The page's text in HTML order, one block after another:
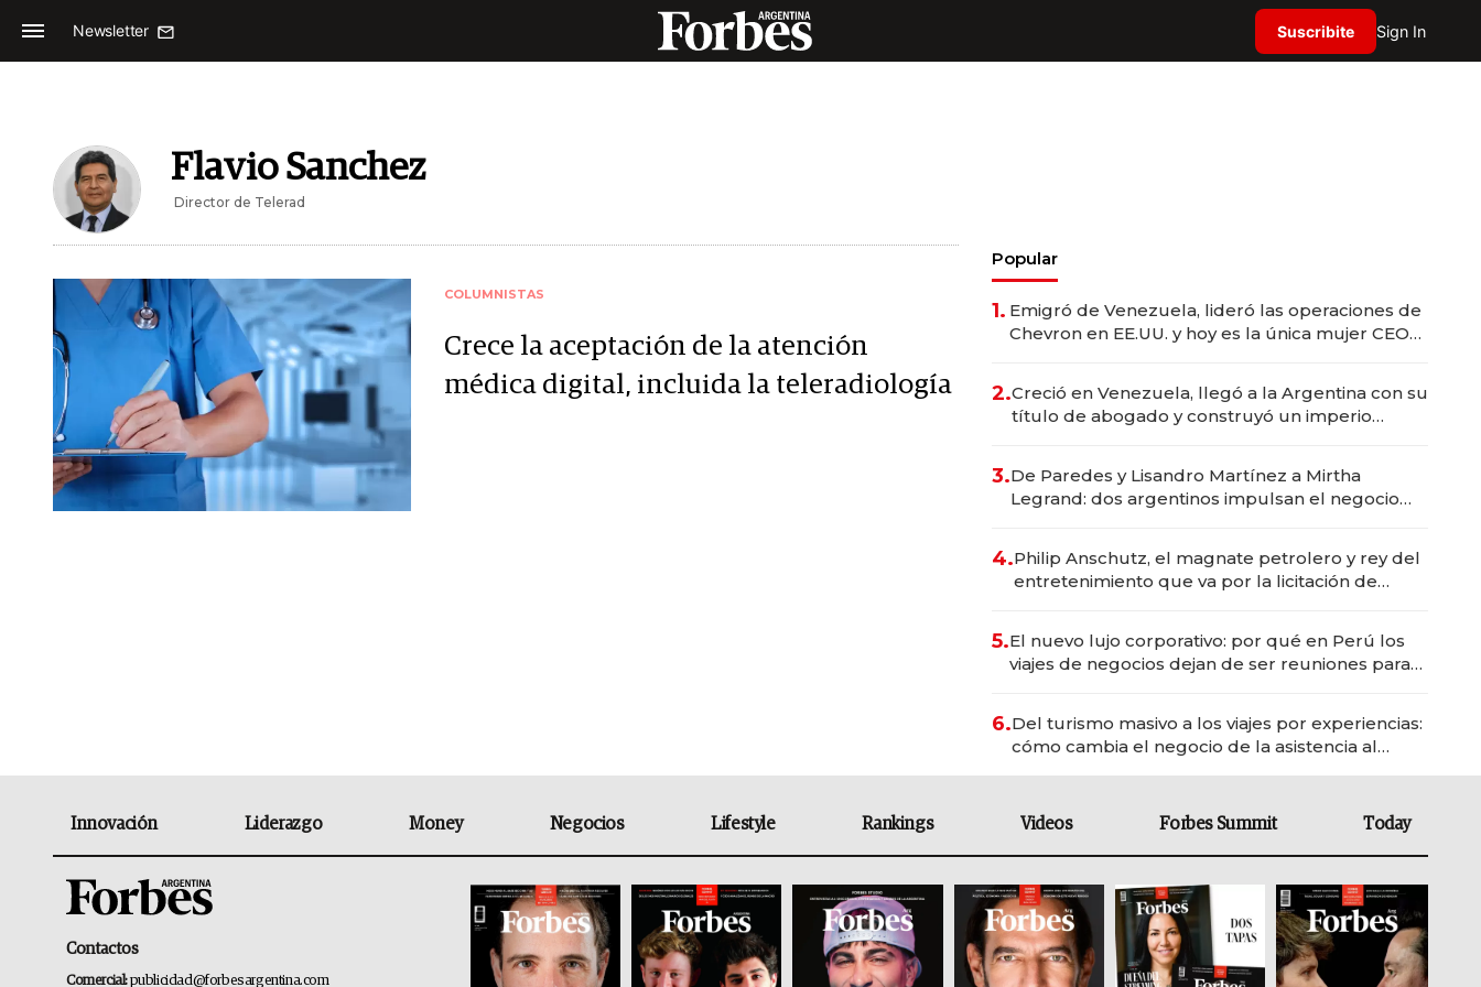
Newsletter Suscribite Sign In
Flavio Sanchez
Director de Telerad
COLUMNISTAS
Crece la aceptación de la atención
médica digital, incluida la teleradiología
Popular
1. Emigró de Venezuela, lideró las operaciones de
Chevron en EE.UU. y hoy es la única mujer CEO
2.Creció en Venezuela, llegó a la Argentina con su
título de abogado y construyó un imperio
3.De Paredes y Lisandro Martínez a Mirtha
Legrand: dos argentinos impulsan el negocio
4.Philip Anschutz, el magnate petrolero y rey del
entretenimiento que va por la licitación de
5.El nuevo lujo corporativo: por qué en Perú los
viajes de negocios dejan de ser reuniones para
6.Del turismo masivo a los viajes por experiencias:
cómo cambia el negocio de la asistencia al
Innovación Liderazgo Money Negocios Lifestyle Rankings Videos Forbes Summit Today
Contactos
Comercial:publicidad@forbesargentina.com